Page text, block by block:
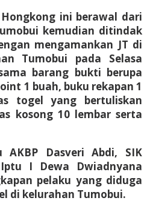
ini berawal dari
kemudian ditindak
mengamankan JT di
Tumobui pada Selasa
barang bukti berupa
1 buah, buku rekapan 1
togel yang bertuliskan
kosong 10 lembar serta
AKBP Dasveri Abdi, SIK
I Dewa Dwiadnyana
pelaku yang diduga
di kelurahan Tumobui.